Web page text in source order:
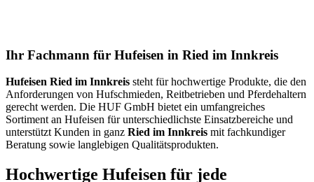
Ihr Fachmann für Hufeisen in Ried im Innkreis
Hufeisen Ried im Innkreis steht für hochwertige Produkte, die den
Anforderungen von Hufschmieden, Reitbetrieben und Pferdehaltern
gerecht werden. Die HUF GmbH bietet ein umfangreiches
Sortiment an Hufeisen für unterschiedlichste Einsatzbereiche und
unterstützt Kunden in ganz Ried im Innkreis mit fachkundiger
Beratung sowie langlebigen Qualitätsprodukten.
Hochwertige Hufeisen für jede